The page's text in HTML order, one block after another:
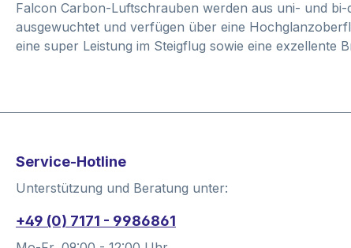
Falcon Carbon-Luftschrauben werden aus uni- und
ausgewuchtet und verfügen über eine
eine super Leistung im Steigflug sowie eine exzellente
Service-Hotline
Unterstützung und Beratung unter:
+49 (0) 7171 - 9986861